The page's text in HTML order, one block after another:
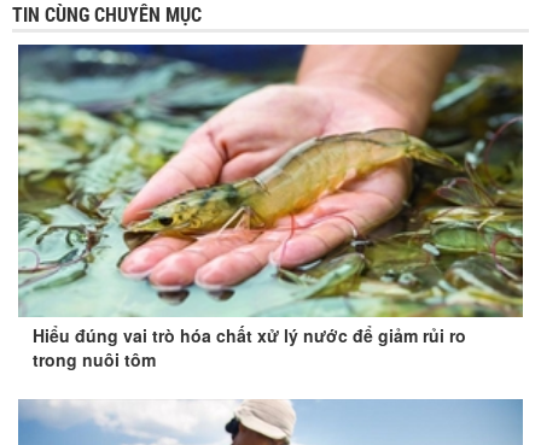
TIN CÙNG CHUYÊN MỤC
Hiểu đúng vai trò hóa chất xử lý nước để giảm rủi ro
trong nuôi tôm